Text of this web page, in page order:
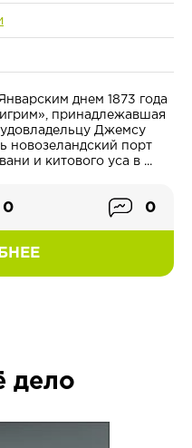
днем 1873 года
принадлежавшая
Джемсу
новозеландский порт
и китового уса в ...
0 0
дело